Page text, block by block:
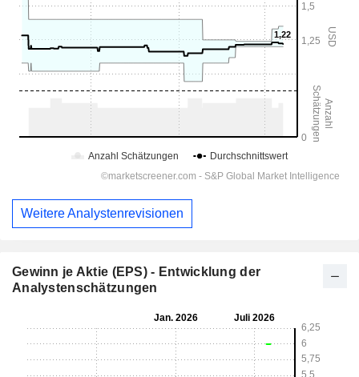
Weitere Analystenrevisionen
Gewinn je Aktie (EPS) - Entwicklung der
Analystenschätzungen